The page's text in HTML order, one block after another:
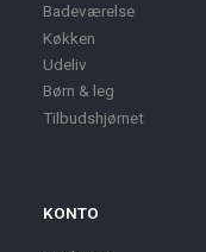
Badeværelse
Køkken
Udeliv
Børn & leg
Tilbudshjørnet
KONTO